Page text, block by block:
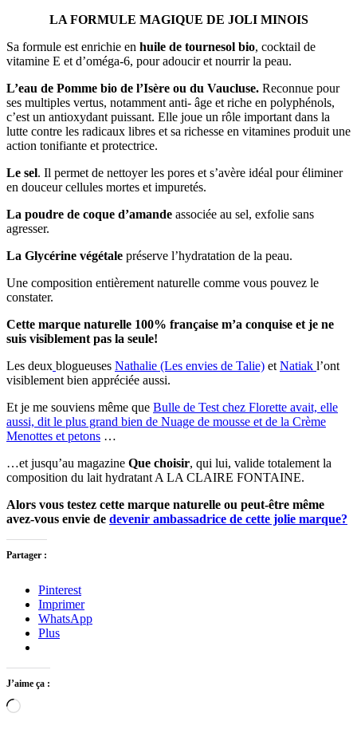
LA FORMULE MAGIQUE DE JOLI MINOIS
Sa formule est enrichie en huile de tournesol bio, cocktail de
vitamine E et d’oméga-6, pour adoucir et nourrir la peau.
L’eau de Pomme bio de l’Isère ou du Vaucluse. Reconnue pour
ses multiples vertus, notamment anti- âge et riche en polyphénols,
c’est un antioxydant puissant. Elle joue un rôle important dans la
lutte contre les radicaux libres et sa richesse en vitamines produit une
action tonifiante et protectrice.
Le sel. Il permet de nettoyer les pores et s’avère idéal pour éliminer
en douceur cellules mortes et impuretés.
La poudre de coque d’amande associée au sel, exfolie sans
agresser.
La Glycérine végétale préserve l’hydratation de la peau.
Une composition entièrement naturelle comme vous pouvez le
constater.
Cette marque naturelle 100% française m’a conquise et je ne
suis visiblement pas la seule!
Les deux blogueuses Nathalie (Les envies de Talie) et Natiak l’ont
visiblement bien appréciée aussi.
Et je me souviens même que Bulle de Test chez Florette avait, elle
aussi, dit le plus grand bien de Nuage de mousse et de la Crème
Menottes et petons …
…et jusqu’au magazine Que choisir, qui lui, valide totalement la
composition du lait hydratant A LA CLAIRE FONTAINE.
Alors vous testez cette marque naturelle ou peut-être même
avez-vous envie de devenir ambassadrice de cette jolie marque?
Partager :
Pinterest
Imprimer
WhatsApp
Plus
J’aime ça :
Chargement…